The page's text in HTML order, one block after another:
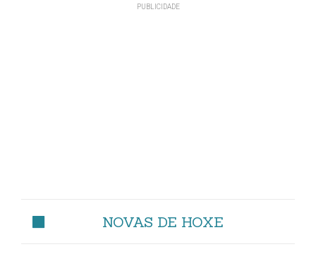
NOVAS DE HOXE